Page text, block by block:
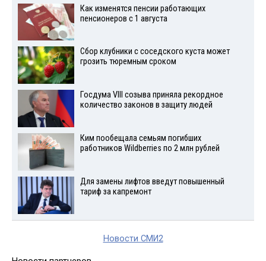
Как изменятся пенсии работающих
пенсионеров с 1 августа
Сбор клубники с соседского куста может
грозить тюремным сроком
Госдума VIII созыва приняла рекордное
количество законов в защиту людей
Ким пообещала семьям погибших
работников Wildberries по 2 млн рублей
Для замены лифтов введут повышенный
тариф за капремонт
Новости СМИ2